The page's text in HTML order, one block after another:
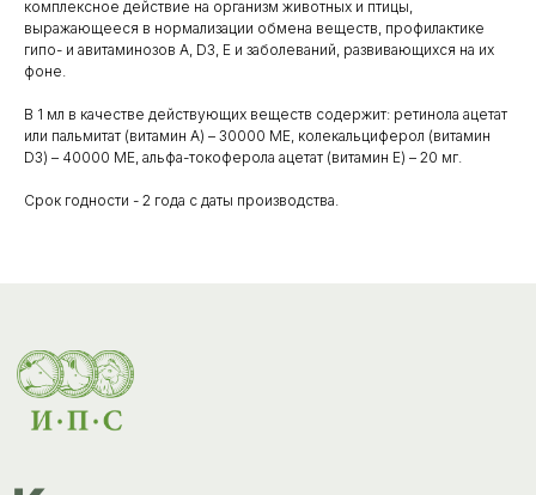
комплексное действие на организм животных и птицы,
выражающееся в нормализации обмена веществ, профилактике
гипо- и авитаминозов А, D3, Е и заболеваний, развивающихся на их
фоне.
В 1 мл в качестве действующих веществ содержит: ретинола ацетат
или пальмитат (витамин А) – 30000 МЕ, колекальциферол (витамин
D3) – 40000 МЕ, альфа-токоферола ацетат (витамин Е) – 20 мг.
Срок годности - 2 года с даты производства.
товаров
Ветеринарные препараты
Изделия ветеринарного назначения
Сопутствующие товары